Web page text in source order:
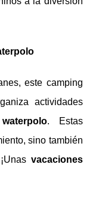
este camping
actividades
waterpolo. Estas
sino también
vacaciones